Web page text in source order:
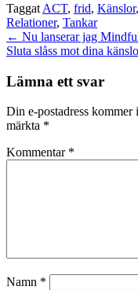
Taggat ACT, frid, Känslor,
Relationer, Tankar
← Nu lanserar jag
Sluta slåss mot dina
Lämna ett svar
Din e-postadress kommer
märkta *
Kommentar *
Namn *